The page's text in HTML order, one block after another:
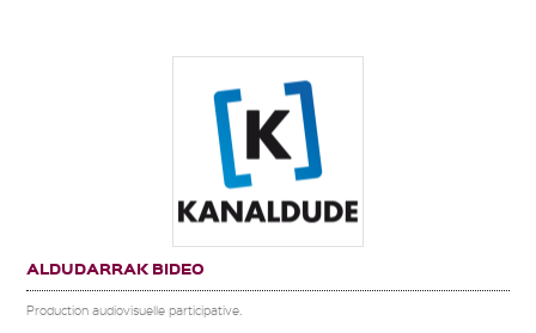
ALDUDARRAK BIDEO
Production audiovisuelle participative.